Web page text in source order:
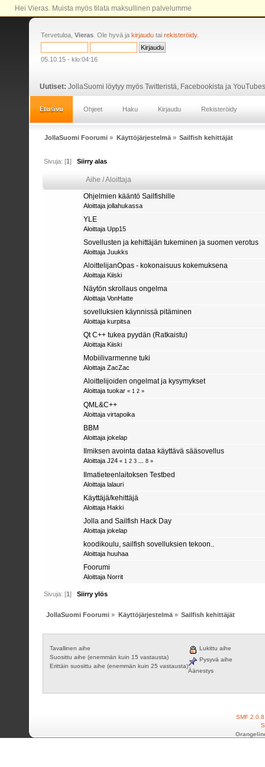
Hei Vieras. Muista myös tilata maksullinen palvelumme
Tervetuloa, Vieras. Ole hyvä ja kirjaudu tai rekisteröidy.
05.10.15 - klo:04:16
Uutiset: JollaSuomi löytyy myös Twitteristä, Facebookista ja
Etusivu Ohjeet Haku Kirjaudu Rekisteröidy
JollaSuomi Foorumi » Käyttöjärjestelmä» Sailfish kehittäjät
Sivuja: [1]Siirry alas
Aihe /Aloittaja
Ohjelmien kääntö Sailfishille
Aloittaja jollahukassa
YLE
Aloittaja Upp15
Sovellusten ja kehittäjän tukeminen ja suomen verotus
Aloittaja Juukks
AloittelijanOpas - kokonaisuus kokemuksena
Aloittaja Kiiski
Näytön skrollaus ongelma
Aloittaja VonHatte
sovelluksien käynnissä pitäminen
Aloittaja kurpitsa
Qt C++ tukea pyydän (Ratkaistu)
Aloittaja Kiiski
Mobiilivarmenne tuki
Aloittaja ZacZac
Aloittelijoiden ongelmat ja kysymykset
Aloittaja tuokar « 1 2 »
QML&C++
Aloittaja virtapoika
BBM
Aloittaja jokelap
Ilmiksen avointa dataa käyttävä sääsovellus
Aloittaja J24 « 1 2 3 8 »
Ilmatieteenlaitoksen Testbed
Aloittaja lalauri
Käyttäjä/kehittäjä
Aloittaja Hakki
Jolla and Sailfish Hack Day
Aloittaja jokelap
koodikoulu, sailfish sovelluksien tekoon..
Aloittaja huuhaa
Foorumi
Aloittaja Norrit
Sivuja: [1]Siirry ylös
JollaSuomi Foorumi » Käyttöjärjestelmä» Sailfish kehittäjät
Tavallinen aihe
Suosittu aihe (enemmän kuin 15 vastausta)
Erittäin suosittu aihe (enemmän kuin 25 vastausta)
Lukittu aihe
Pysyvä aihe
Äänestys
SMF 2.0.8